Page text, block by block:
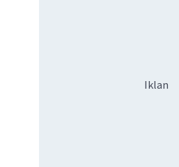
Iklan